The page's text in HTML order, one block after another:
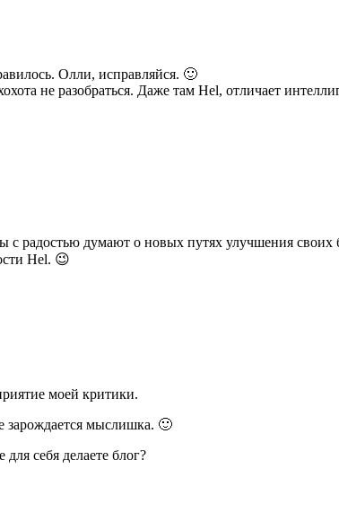
Олли, исправляйся. 🙂
не разобраться. Даже там Hel, отличает
с радостью думают о новых путях улучшения своих
Hel. 😉
моей критики.
зарождается мыслишка. 🙂
себя делаете блог?